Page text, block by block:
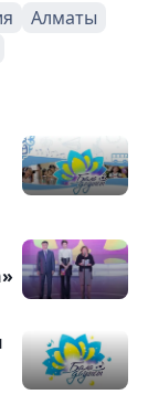
Алматы